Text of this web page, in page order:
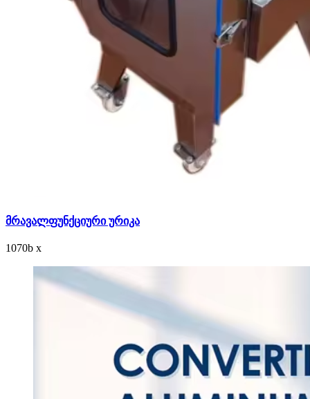
მრავალფუნქციური ურიკა
1070b x